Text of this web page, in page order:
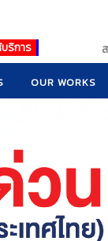
ริการ
OUR WORKS